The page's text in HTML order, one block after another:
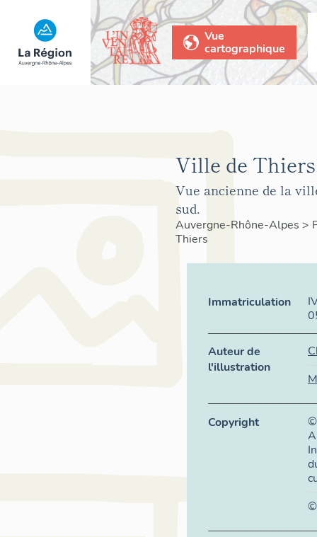
Vue
cartographique
Ville de
Vue ancienne de la
sud.
Auvergne-Rhône-Alpes >
Thiers
Immatriculation
Auteur de
l'illustration
Copyright